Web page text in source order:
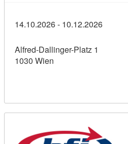
14.10.2026 - 10.12.2026
Alfred-Dallinger-Platz 1
1030 Wien